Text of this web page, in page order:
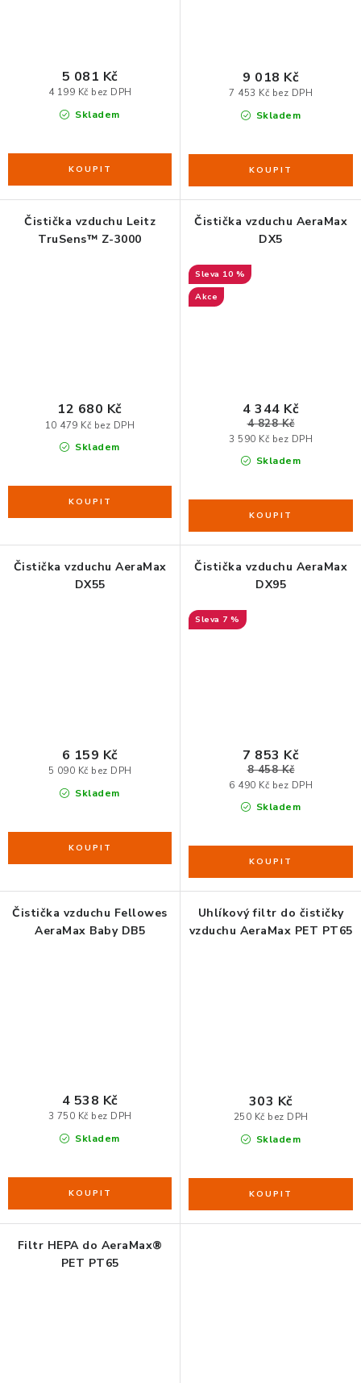
Skladem
4 199 Kč bez DPH
5 081 Kč
Skladem
7 453 Kč bez DPH
9 018 Kč
Čistička vzduchu Leitz
TruSens™ Z-3000
Skladem
10 479 Kč bez DPH
12 680 Kč
Čistička vzduchu AeraMax
DX5
10 %
Akce
Skladem
3 590 Kč bez DPH
4 344 Kč
4 828 Kč
Čistička vzduchu AeraMax
DX55
Skladem
5 090 Kč bez DPH
6 159 Kč
Čistička vzduchu AeraMax
DX95
7 %
Skladem
6 490 Kč bez DPH
7 853 Kč
8 458 Kč
Čistička vzduchu Fellowes
AeraMax Baby DB5
Skladem
3 750 Kč bez DPH
4 538 Kč
Uhlíkový filtr do čističky
vzduchu AeraMax PET PT65
Skladem
250 Kč bez DPH
303 Kč
Filtr HEPA do AeraMax®
PET PT65